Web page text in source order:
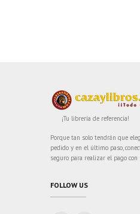
¡Tu librería de referencia!
Porque tan solo tendrán que
pedido y en el último paso,
seguro para realizar el pago con
FOLLOW US